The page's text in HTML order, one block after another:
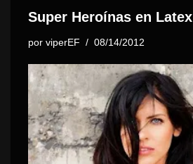
Super Heroínas en Latex
por viperEF 08/14/2012